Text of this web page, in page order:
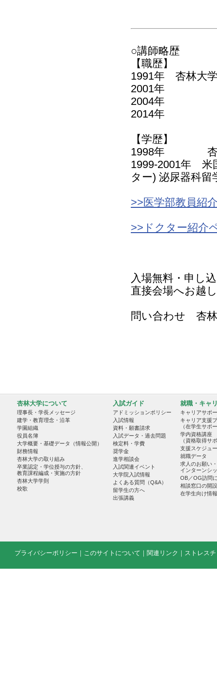
○講師略歴
【職歴】
1991年 杏林大
2001
2004年
2014
【学歴】
1998年 杏林
1999-2001年 米
ター) 泌尿器科留
>>医学部教員紹
>>ドクター紹介
入場無料・申し
直接会場へお越
問い合わせ 杏
杏林大学について
理事長・学長メッセージ
建学・教育理念・沿革
学園組織
役員名簿
大学概要・基礎データ（情報公開）
財務情報
杏林大学の取り組み
卒業認定・学位授与の方針、
教育課程編成・実施の方針
杏林大学学則
校歌
入試ガイド
アドミッションポリシー
入試情報
資料・願書請求
入試データ・過去問題
検定料・学費
奨学金
進学相談会
入試関連イベント
大学院入試情報
よくある質問（Q&A）
留学生の方へ
出張講義
就職・キャ
キャリアサポ
キャリア支援
（在学生サポ
学内資格講座
（資格取得サ
支援スケジュ
就職データ
求人のお願い・
インターンシ
OB／OG訪問
相談窓口の開
在学生向け情報
プライバシーポリシー ｜ このサイトについて ｜ 関連リンク ｜ ストレス